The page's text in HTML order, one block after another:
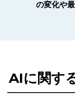
の変化や
AIに関す